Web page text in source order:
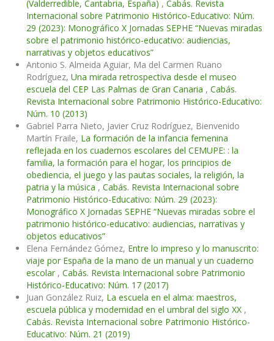
(Valderredible, Cantabria, España) , Cabás. Revista
Internacional sobre Patrimonio Histórico-Educativo: Núm.
29 (2023): Monográfico X Jornadas SEPHE “Nuevas miradas
sobre el patrimonio histórico-educativo: audiencias,
narrativas y objetos educativos”
Antonio S. Almeida Aguiar, Ma del Carmen Ruano
Rodríguez, Una mirada retrospectiva desde el museo
escuela del CEP Las Palmas de Gran Canaria , Cabás.
Revista Internacional sobre Patrimonio Histórico-Educativo:
Núm. 10 (2013)
Gabriel Parra Nieto, Javier Cruz Rodríguez, Bienvenido
Martín Fraile, La formación de la infancia femenina
reflejada en los cuadernos escolares del CEMUPE: : la
familia, la formación para el hogar, los principios de
obediencia, el juego y las pautas sociales, la religión, la
patria y la música , Cabás. Revista Internacional sobre
Patrimonio Histórico-Educativo: Núm. 29 (2023):
Monográfico X Jornadas SEPHE “Nuevas miradas sobre el
patrimonio histórico-educativo: audiencias, narrativas y
objetos educativos”
Elena Fernández Gómez, Entre lo impreso y lo manuscrito:
viaje por España de la mano de un manual y un cuaderno
escolar , Cabás. Revista Internacional sobre Patrimonio
Histórico-Educativo: Núm. 17 (2017)
Juan González Ruiz, La escuela en el alma: maestros,
escuela pública y modernidad en el umbral del siglo XX ,
Cabás. Revista Internacional sobre Patrimonio Histórico-
Educativo: Núm. 21 (2019)